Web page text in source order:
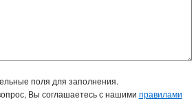
поля для заполнения.
Вы соглашаетесь с нашими правилами